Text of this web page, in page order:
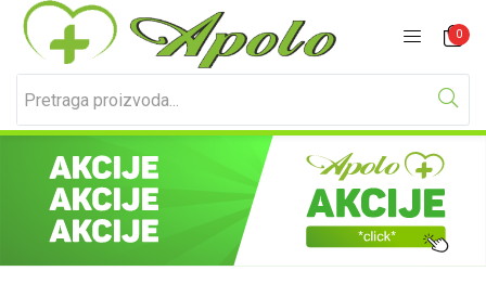
0
Prijavite se Registracija
Unesite svoje korisničko ime i lozinku za prijavu.